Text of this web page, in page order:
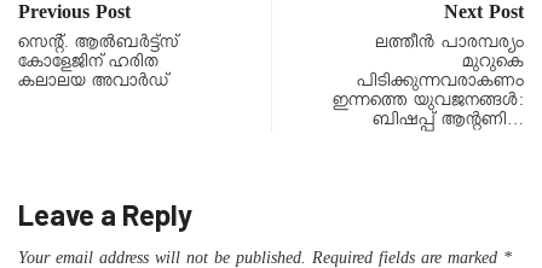
Previous Post
സെന്റ്. ആൽബർട്ട്സ്
കോളേജിന് ഹരിത
കലാലയ അവാർഡ്
Next Post
ലത്തീൻ പാരമ്പര്യം
മുറുകെ
പിടിക്കുന്നവരാകണം
ഇന്നത്തെ യുവജനങ്ങൾ:
ബിഷപ്പ് ആന്റണി…
Leave a Reply
Your email address will not be published. Required fields are marked *